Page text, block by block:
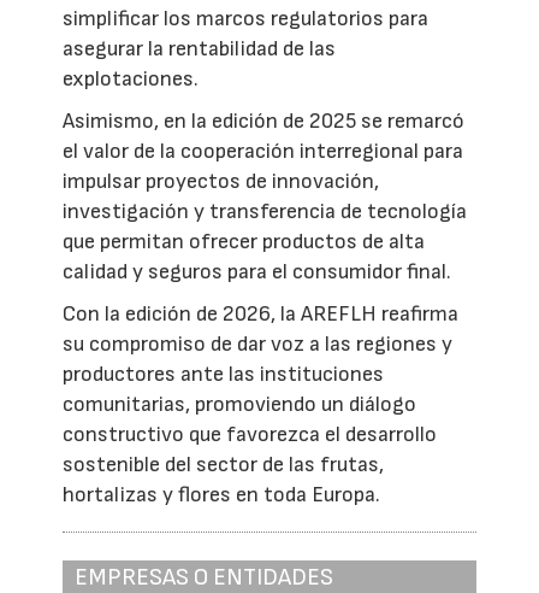
simplificar los marcos regulatorios para
asegurar la rentabilidad de las
explotaciones.
Asimismo, en la edición de 2025 se remarcó
el valor de la cooperación interregional para
impulsar proyectos de innovación,
investigación y transferencia de tecnología
que permitan ofrecer productos de alta
calidad y seguros para el consumidor final.
Con la edición de 2026, la AREFLH reafirma
su compromiso de dar voz a las regiones y
productores ante las instituciones
comunitarias, promoviendo un diálogo
constructivo que favorezca el desarrollo
sostenible del sector de las frutas,
hortalizas y flores en toda Europa.
EMPRESAS O ENTIDADES